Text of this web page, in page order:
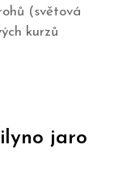
(světová
kurzů
jaro